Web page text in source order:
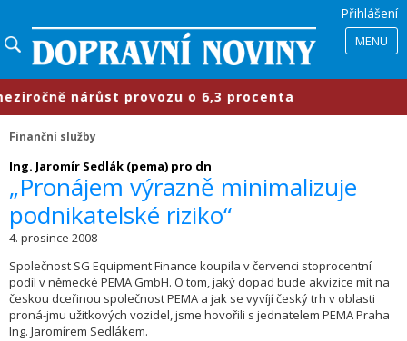
Přihlášení
MENU
nárůst provozu o 6,3 procenta
Finanční služby
Ing. Jaromír Sedlák (pema) pro dn
„Pronájem výrazně minimalizuje
podnikatelské riziko“
4. prosince 2008
Společnost SG Equipment Finance koupila v červenci stoprocentní
podíl v německé PEMA GmbH. O tom, jaký dopad bude akvizice mít na
českou dceřinou společnost PEMA a jak se vyvíjí český trh v oblasti
proná-jmu užitkových vozidel, jsme hovořili s jednatelem PEMA Praha
Ing. Jaromírem Sedlákem.